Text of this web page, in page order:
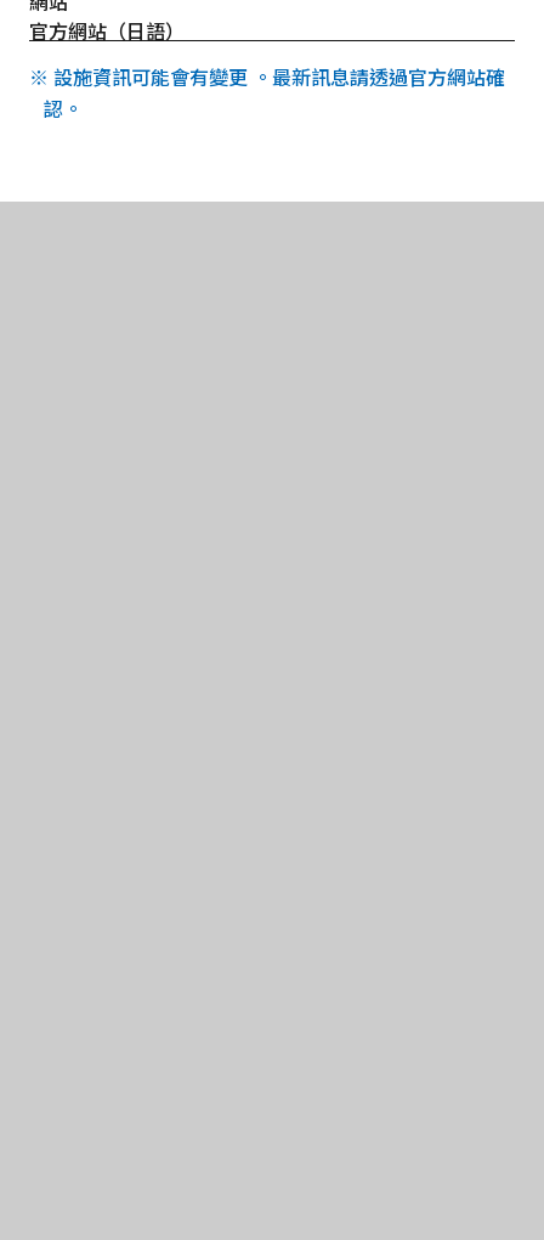
官方網站（日語）
※ 設施資訊可能會有變更 。最新訊息請透過官方網站確
認。